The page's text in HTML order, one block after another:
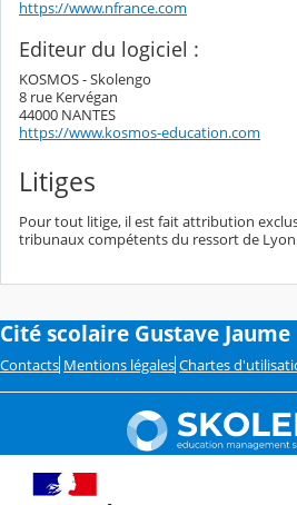
https://www.nfrance.com
Editeur du logiciel :
KOSMOS - Skolengo
8 rue Kervégan
44000 NANTES
https://www.kosmos-education.com
Litiges
Pour tout litige, il est fait attribution
tribunaux compétents du ressort de
Cité scolaire Gustave Jaume
Contacts Mentions légales Chartes